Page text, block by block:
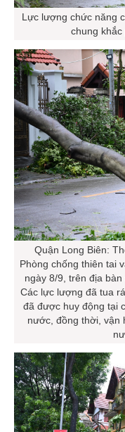
Lực lượng chức năng
chung
Quận Long Biên:
Phòng chống thiên tai
ngày 8/9, trên địa
Các lực lượng đã tua
đã được huy động tại
nước, đồng thời, vận